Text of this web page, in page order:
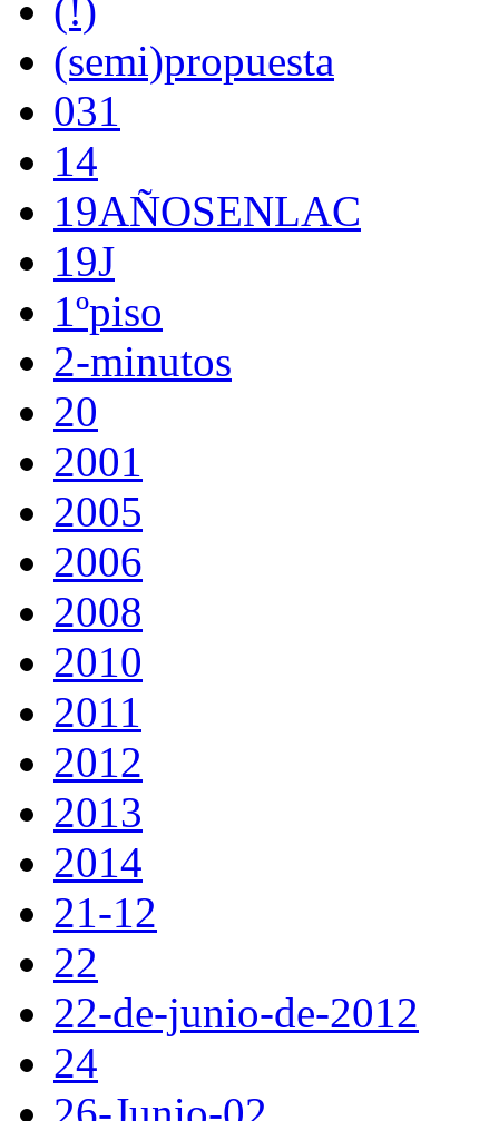
(!)
(semi)propuesta
031
14
19AÑOSENLAC
19J
1ºpiso
2-minutos
20
2001
2005
2006
2008
2010
2011
2012
2013
2014
21-12
22
22-de-junio-de-2012
24